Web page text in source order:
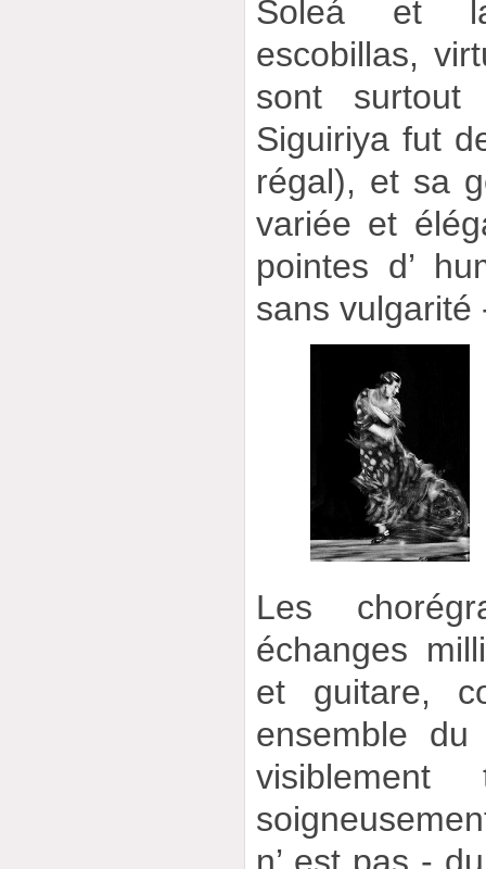
Soleá et
escobillas,
sont surtout
Siguiriya fut
régal), et sa
variée et
pointes d’
sans vulgarité
Les
échanges
et guitare,
ensemble du